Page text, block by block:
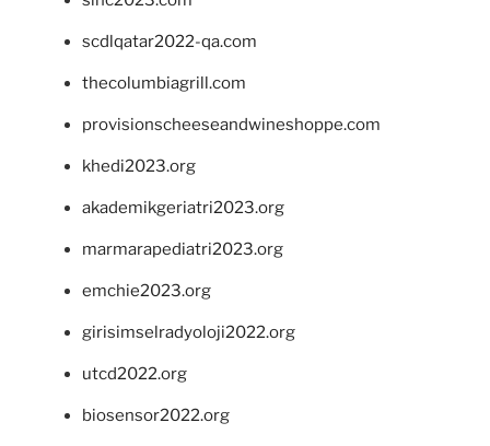
scdlqatar2022-qa.com
thecolumbiagrill.com
provisionscheeseandwineshoppe.com
khedi2023.org
akademikgeriatri2023.org
marmarapediatri2023.org
emchie2023.org
girisimselradyoloji2022.org
utcd2022.org
biosensor2022.org